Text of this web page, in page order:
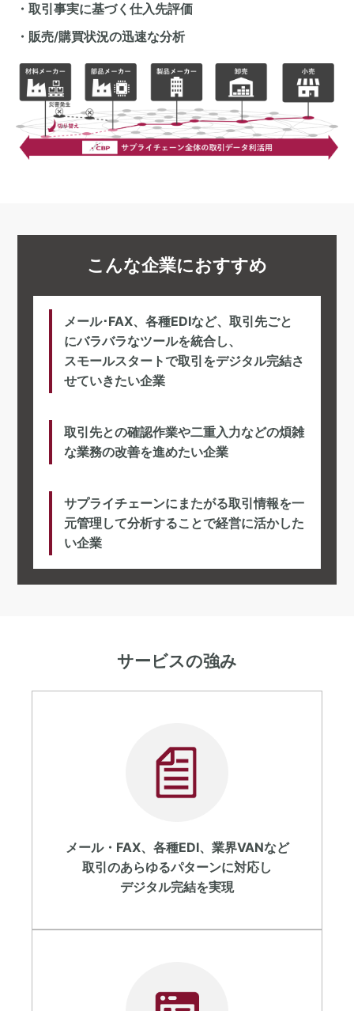
・取引事実に基づく仕入先評価
・販売/購買状況の迅速な分析
こんな企業におすすめ
メール･FAX、各種EDIなど、取引先ごと
にバラバラなツールを統合し、
スモールスタートで取引をデジタル完結さ
せていきたい企業
取引先との確認作業や二重入力などの煩雑
な業務の改善を進めたい企業
サプライチェーンにまたがる取引情報を一
元管理して分析することで経営に活かした
い企業
サービスの強み
メール・FAX、各種EDI、業界VANなど
取引のあらゆるパターンに対応し
デジタル完結を実現